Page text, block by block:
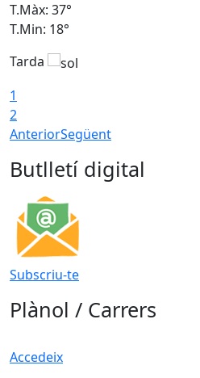
T.Màx: 37°
T.Min: 18°
Tarda
1
2
AnteriorSegüent
Butlletí digital
Subscriu-te
Plànol / Carrers
Accedeix